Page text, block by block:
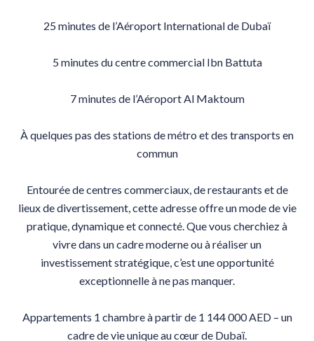
25 minutes de l’Aéroport International de Dubaï
5 minutes du centre commercial Ibn Battuta
7 minutes de l’Aéroport Al Maktoum
À quelques pas des stations de métro et des transports en
commun
Entourée de centres commerciaux, de restaurants et de
lieux de divertissement, cette adresse offre un mode de vie
pratique, dynamique et connecté. Que vous cherchiez à
vivre dans un cadre moderne ou à réaliser un
investissement stratégique, c’est une opportunité
exceptionnelle à ne pas manquer.
Appartements 1 chambre à partir de 1 144 000 AED – un
cadre de vie unique au cœur de Dubaï.